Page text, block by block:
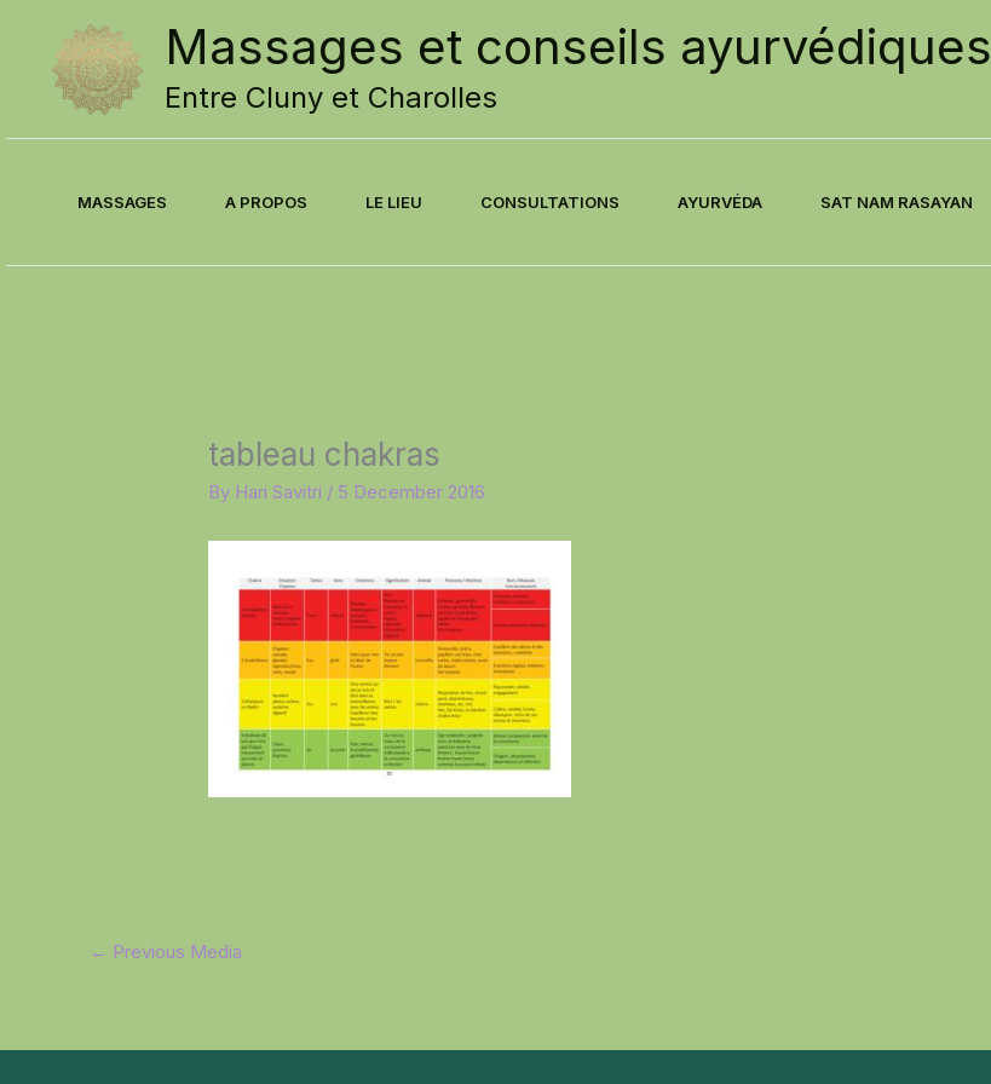
content
Massages et conseils ayurvédiques
Entre Cluny et Charolles
MASSAGES A PROPOS LE LIEU CONSULTATIONS AYURVÉDA SAT NAM RASAYAN
tableau chakras
By Hari Savitri / 5 December 2016
← Previous Media